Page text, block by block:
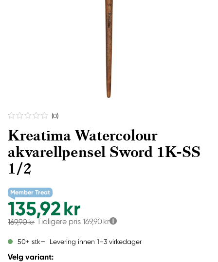
(0)
Kreatima Watercolour
akvarellpensel Sword 1K-SS
1/2
Member Treat
135,92 kr
169,90 kr Tidligere pris 169,90 kr
50+ stk Levering innen 1–3 virkedager
Velg variant: